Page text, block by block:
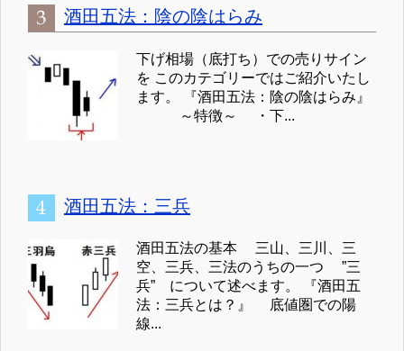
酒田五法：陰の陰はらみ
下げ相場（底打ち）での売りサイン
を このカテゴリーではご紹介いたし
ます。 『酒田五法：陰の陰はらみ』
～特徴～ ・下...
酒田五法：三兵
酒田五法の基本 三山、三川、三
空、三兵、三法のうちの一つ ”三
兵” について述べます。 『酒田五
法：三兵とは？』 底値圏での陽
線...